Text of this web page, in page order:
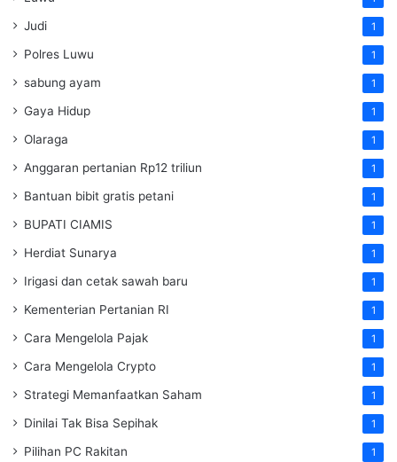
Judi 1
Polres Luwu 1
sabung ayam 1
Gaya Hidup 1
Olaraga 1
Anggaran pertanian Rp12 triliun 1
Bantuan bibit gratis petani 1
BUPATI CIAMIS 1
Herdiat Sunarya 1
Irigasi dan cetak sawah baru 1
Kementerian Pertanian RI 1
Cara Mengelola Pajak 1
Cara Mengelola Crypto 1
Strategi Memanfaatkan Saham 1
Dinilai Tak Bisa Sepihak 1
Pilihan PC Rakitan 1